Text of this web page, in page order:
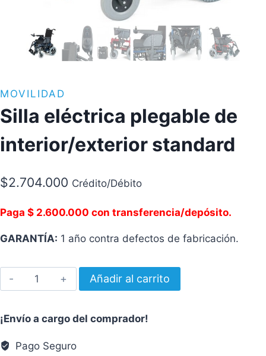
MOVILIDAD
Silla eléctrica plegable de
interior/exterior standard
$2.704.000 Crédito/Débito
Paga $ 2.600.000 con transferencia/depósito.
GARANTÍA: 1 año contra defectos de fabricación.
Silla
eléctrica
de
Añadir al carrito
¡Envío a cargo del comprador!
Pago Seguro